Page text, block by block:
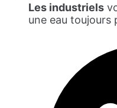
Les industriels
une eau toujours